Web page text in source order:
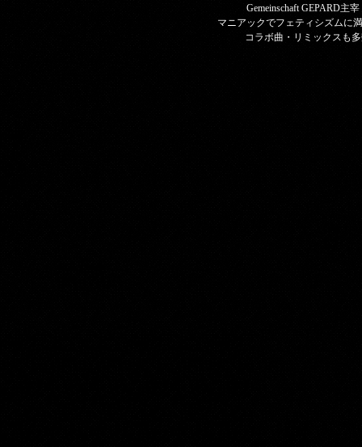
Gemeinschaft GEPARD主
マニアックでフェティシズムに
コラボ曲・リミックスも